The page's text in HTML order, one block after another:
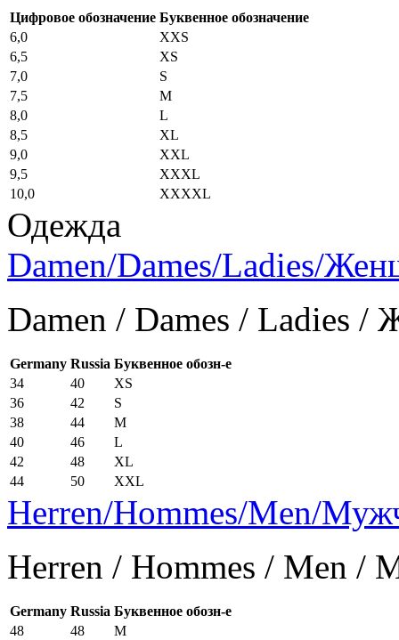
Цифровое обозначение Буквенное обозначение
6,0
XXS
6,5
XS
7,0
S
7,5
M
8,0
L
8,5
XL
9,0
XXL
9,5
XXXL
10,0
XXXXL
Одежда
Damen/Dames/Ladies/
Damen / Dames / Ladies
Germany Russia Буквенное обозн-е
34
40
XS
36
42
S
38
44
M
40
46
L
42
48
XL
44
50 XXL
Herren/Hommes/Men/
Herren / Hommes / Men /
Germany Russia Буквенное обозн-е
48
48
M